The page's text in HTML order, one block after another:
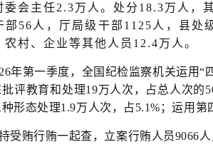
委会主任2.3万人。处分18.3万人，
部56人，厅局级干部1125人，县处
农村、企业等其他人员12.4万人。
年第一季度，全国纪检监察机关运用“
评教育和处理19万人次，占总人次的
形态处理1.9万人次，占5.1%；运用第
受贿行贿一起查，立案行贿人员9066人